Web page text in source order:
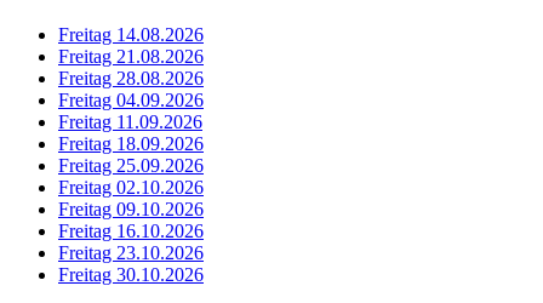
Freitag 14.08.2026
Freitag 21.08.2026
Freitag 28.08.2026
Freitag 04.09.2026
Freitag 11.09.2026
Freitag 18.09.2026
Freitag 25.09.2026
Freitag 02.10.2026
Freitag 09.10.2026
Freitag 16.10.2026
Freitag 23.10.2026
Freitag 30.10.2026